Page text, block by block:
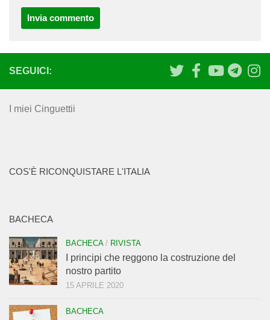
SEGUICI:
I miei Cinguettii
COS'È RICONQUISTARE L'ITALIA
BACHECA
BACHECA/ RIVISTA
I principi che reggono la costruzione del
nostro partito
15 APRILE 2020
BACHECA